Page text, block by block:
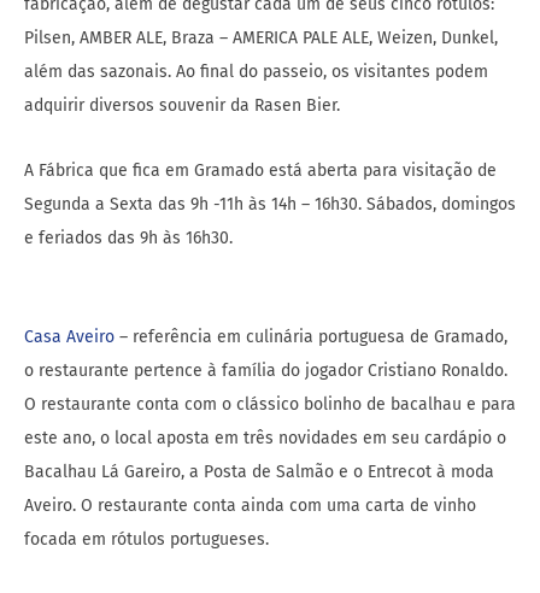
fabricação, além de degustar cada um de seus cinco rótulos:
Pilsen, AMBER ALE, Braza – AMERICA PALE ALE, Weizen, Dunkel,
além das sazonais. Ao final do passeio, os visitantes podem
adquirir diversos souvenir da Rasen Bier.
A Fábrica que fica em Gramado está aberta para visitação de
Segunda a Sexta das 9h -11h às 14h – 16h30. Sábados, domingos
e feriados das 9h às 16h30.
Casa Aveiro – referência em culinária portuguesa de Gramado,
o restaurante pertence à família do jogador Cristiano Ronaldo.
O restaurante conta com o clássico bolinho de bacalhau e para
este ano, o local aposta em três novidades em seu cardápio o
Bacalhau Lá Gareiro, a Posta de Salmão e o Entrecot à moda
Aveiro. O restaurante conta ainda com uma carta de vinho
focada em rótulos portugueses.